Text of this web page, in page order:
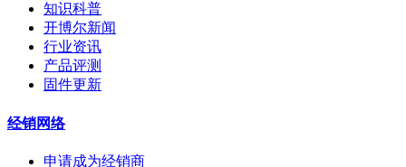
知识科普
开博尔新闻
行业资讯
产品评测
固件更新
经销网络
申请成为经销商